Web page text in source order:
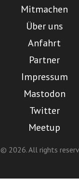
Mitmachen
Über uns
Anfahrt
Partner
Impressum
Mastodon
Twitter
Meetup
© 2026. All rights